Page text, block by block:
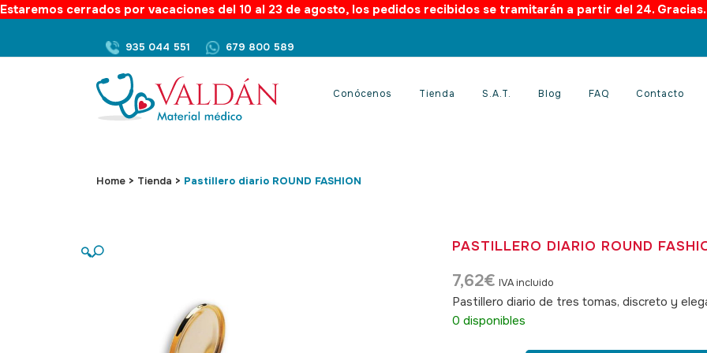
Estaremos cerrados por vacaciones del 10 al 23 de agosto, los pedidos recibidos se tramitarán a partir del 24. Gracias.
935 044 551 679 800 589
Conócenos Tienda S.A.T. Blog FAQ Contacto
Home > Tienda > Pastillero diario ROUND FASHION
🔍 PASTILLERO DIARIO ROUND
7,62€ IVA incluido
Pastillero diario de tres tomas, discreto y
0 disponibles